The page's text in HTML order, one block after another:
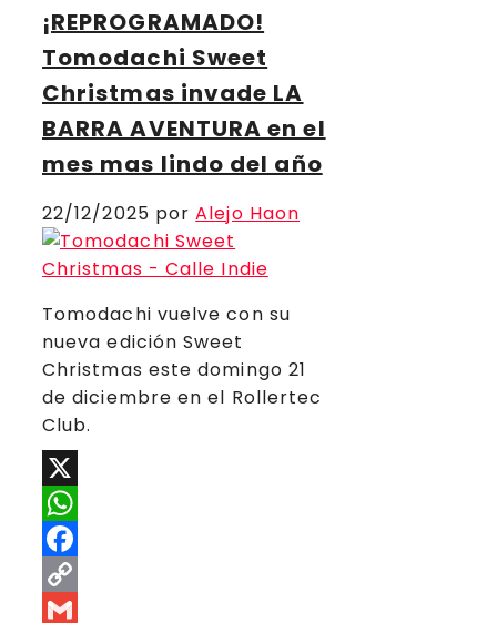
¡REPROGRAMADO!
Tomodachi Sweet
Christmas invade LA
BARRA AVENTURA en el
mes mas lindo del año
22/12/2025 porAlejo Haon
Tomodachi vuelve con su
nueva edición Sweet
Christmas este domingo 21
de diciembre en el Rollertec
Club.
X
WhatsApp
Facebook
Copy